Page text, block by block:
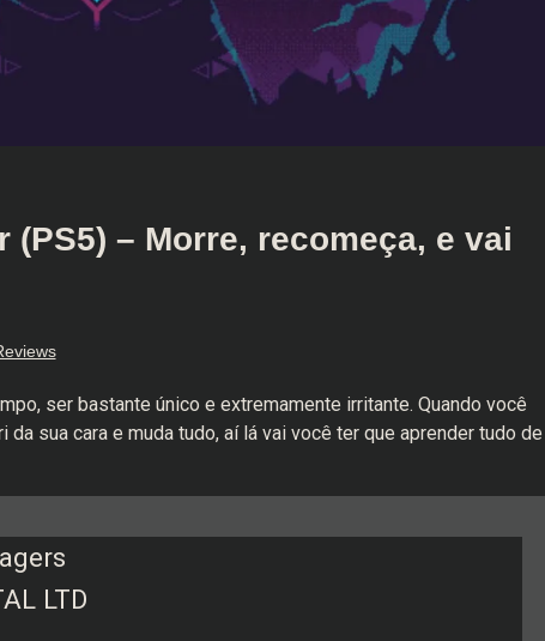
– Morre, recomeça, e vai
ser bastante único e extremamente irritante. Quando você
da sua cara e muda tudo, aí lá vai você ter que aprender tudo de
LTD